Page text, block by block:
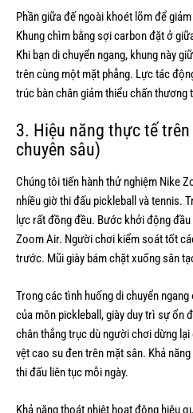
Phần giữa đế ngoài khoét lõm để
Khung chìm bằng sợi carbon đặt ở
Khi bạn di chuyển ngang, khung này
trên cùng một mặt phẳng. Lực tác
trúc bàn chân giảm thiểu chấn thương
3. Hiệu năng thực tế
chuyên sâu)
Chúng tôi tiến hành thử nghiệm Nike
nhiều giờ thi đấu pickleball và tennis.
lực rất đồng đều. Bước khởi động
Zoom Air. Người chơi kiểm soát tốt
trước. Mũi giày bám chặt xuống sân
Trong các tình huống di chuyển
của môn pickleball, giày duy trì sự ổn
chân thẳng trục dù người chơi dừng
vệt cao su đen trên mặt sân. Khả
thi đấu liên tục mỗi ngày.
Khả năng thoát nhiệt hoạt động hiệu